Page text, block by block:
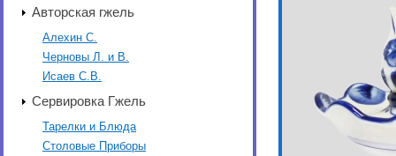
Авторская гжель
Алехин С.
Черновы Л. и В.
Исаев С.В.
Сервировка Гжель
Тарелки и Блюда
Столовые Приборы